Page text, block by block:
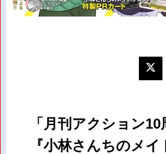
「月刊アクション
『小林さんちのメ